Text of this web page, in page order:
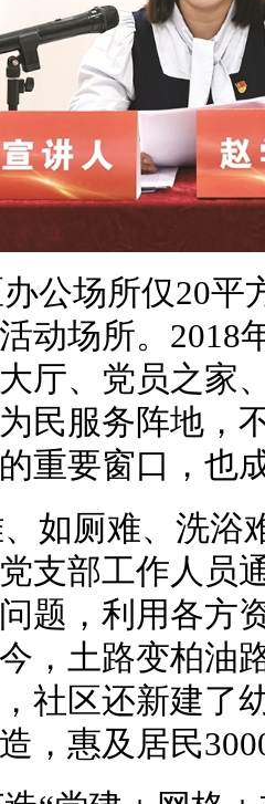
公场所仅20平
动场所。2018
厅、党员之家
民服务阵地，
重要窗口，也
如厕难、洗浴
支部工作人员
题，利用各方
，土路变柏油
社区还新建了
，惠及居民